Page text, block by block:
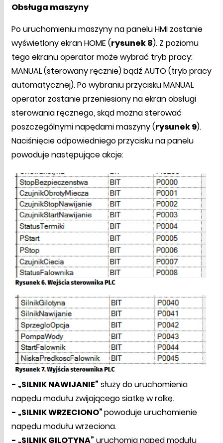
Obsługa maszyny
Po uruchomieniu maszyny na panelu HMI zostanie
wyświetlony ekran HOME (rysunek 8). Z poziomu
tego ekranu operator może wybrać tryb pracy:
MANUAL (sterowany ręcznie) bądź AUTO (tryb pracy
automatycznej). Po wybraniu przycisku MANUAL
operator zostanie przeniesiony na ekran obsługi
sterowania ręcznego, skąd można sterować
poszczególnymi napędami maszyny (rysunek 9).
Naciśnięcie odpowiedniego przycisku na panelu
powoduje następujące akcje:
- „SILNIK NAWIJANIE” służy do uruchomienia
napędu modułu zwijającego siatkę w rolkę.
- „SILNIK WRZECIONO”powoduje uruchomienie
napędu modułu wrzeciona.
- „SILNIK GILOTYNA” uruchomia napęd modułu